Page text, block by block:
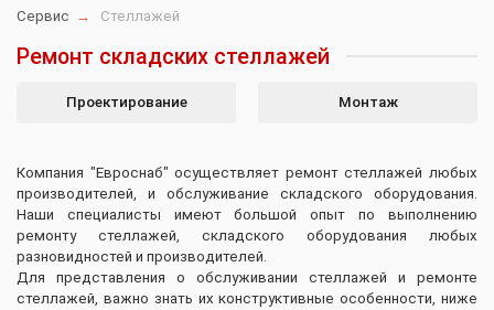
Сервис Стеллажей
Ремонт складских стеллажей
Проектирование Монтаж
Компания "Евроснаб" осуществляет ремонт стеллажей любых
производителей, и обслуживание складского оборудования.
Наши специалисты имеют большой опыт по выполнению
ремонту стеллажей, складского оборудования любых
разновидностей и производителей.
Для представления о обслуживании стеллажей и ремонте
стеллажей, важно знать их конструктивные особенности, ниже